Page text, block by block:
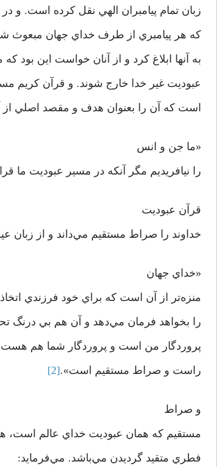
زبان تمام پيامبران الهي نقل كرده است. و
كه هر پيامبري از طرف خداي جهان مبعوث
به آنها ابلاغ كرد و از آنان خواست اين بود كه
عبوديت غير خدا خارج شوند. و قرآن كريم
است كه آن را بعنوان هدف و مقصد اصلي
«ما جن و انس
را نيافريديم مگر آنكه در مسير عبوديت ما
قرآن عبوديت
خداوند را صراط مستقيم مي‌داند و از زبان
«خداي جهان
منزه‌تر از آن است كه براي خود فرزندي
را بخواهد فرمان مي‌دهد و آن هم بي درنگ
پروردگار من است و پروردگار شما هم
راست و صراط مستقيم است».[2]
و صراط
مستقيم كه همان عبوديت خداي عالم است،
فطري متقيد گرديدن مي‌باشد. مي‌فرمايد: